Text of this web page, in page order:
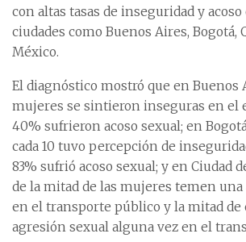
con altas tasas de inseguridad y
ciudades como Buenos Aires, Bogotá,
México.
El diagnóstico mostró que en Buenos
mujeres se sintieron inseguras en el
40% sufrieron acoso sexual; en
cada 10 tuvo percepción de
83% sufrió acoso sexual; y en Ciudad
de la mitad de las mujeres temen una
en el transporte público y la mitad de
agresión sexual alguna vez en el